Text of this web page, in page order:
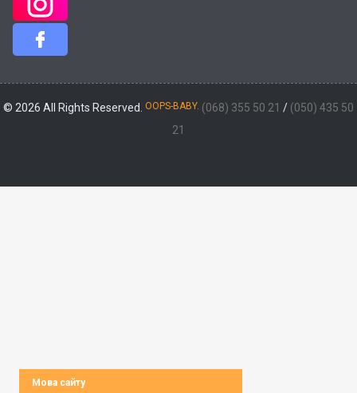
© 2026 All Rights Reserved. OOPS-BABY. (068) 355 50 21 / (050) 435 50
21
Мова сайту